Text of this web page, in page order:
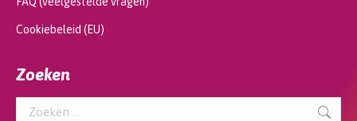
Cookiebeleid (EU)
Zoeken
Search: